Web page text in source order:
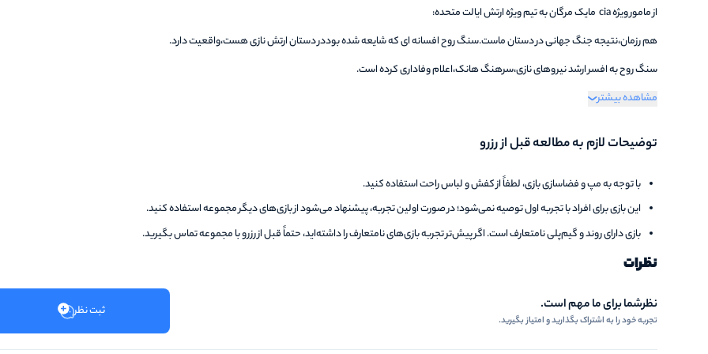
از مامور ویژه cia ​ مایک مرگان به تیم ویژه ارتش ایالت متحده:
هم رزمان،نتیجه جنگ جهانی در دستان ماست.سنگ روح افسانه ای که شایعه شده بوددر دستان ارتش نازی هست،واقعیت دارد.
سنگ روح به افسر ارشد نیروهای نازی،سرهنگ هانک،اعلام وفاداری کرده است.
با وجود قدرت های افسانه ای اون سنگ جبهه ی ما هیچ شانسی برای پیروزی ندارد.
مشاهده بیشتر
توضیحات لازم به مطالعه قبل از رزرو
با توجه به مپ و فضاسازی بازی، لطفاً از کفش و لباس راحت استفاده کنید.
این بازی برای افراد با تجربه اول توصیه نمی‌شود؛ در صورت اولین تجربه، پیشنهاد می‌شود از بازی‌های دیگر مجموعه استفاده کنید.
بازی دارای روند و گیم‌پلی نامتعارف است. اگر پیش‌تر تجربه بازی‌های نامتعارف را داشته‌اید، حتماً قبل از رزرو با مجموعه تماس بگیرید.
نظرات
نظرشما برای ما مهم است.
تجربه خود را به اشتراک بگذارید و امتیاز بگیرید.
ثبت نظر